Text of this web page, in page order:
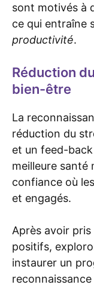
sont motivés à
ce qui entraîne
productivité.
Réduction
bien-être
La
réduction du
et un feed-
meilleure santé
confiance où
et engagés.
Après avoir
positifs,
instaurer un